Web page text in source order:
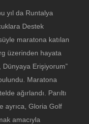
yıl da Runtalya
Destek
maratona katılan
üzerinden hayata
Erişiyorum”
Maratona
ağırlandı. Parıltı
ayrıca, Gloria Golf
amacıyla